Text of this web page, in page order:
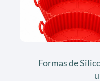
Formas de